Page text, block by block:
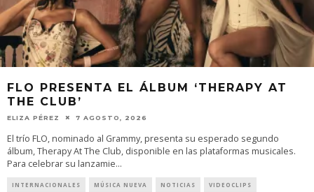
FLO PRESENTA EL ÁLBUM ‘THERAPY AT
THE CLUB’
ELIZA PÉREZ 7 AGOSTO, 2026
El trío FLO, nominado al Grammy, presenta su esperado segundo
álbum, Therapy At The Club, disponible en las plataformas musicales.
Para celebrar su lanzamie...
INTERNACIONALES MÚSICA NUEVA NOTICIAS VIDEOCLIPS